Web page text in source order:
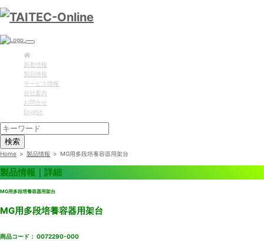
新着情報
製品情報
サービス情報
会社案内
お問合せ
English
検索
Home > 製品情報 > MG用多段培養容器用架台
製品情報｜詳細
MG用多段培養容器用架台
MG用多段培養容器用架台
商品コード： 0072290-000